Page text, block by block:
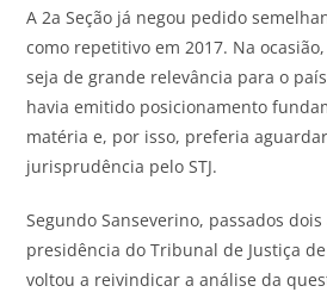
A 2a Seção já negou pedido
como repetitivo em 2017. Na
seja de grande relevância para o
havia emitido posicionamento
matéria e, por isso, preferia
jurisprudência pelo STJ.
Segundo Sanseverino, passados dois
presidência do Tribunal de Justiça de
voltou a reivindicar a análise da